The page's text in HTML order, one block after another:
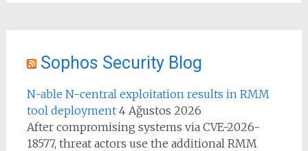
Sophos Security Blog
N-able N-central exploitation results in RMM
tool deployment 4 Ağustos 2026
After compromising systems via CVE-2026-
18577, threat actors use the additional RMM